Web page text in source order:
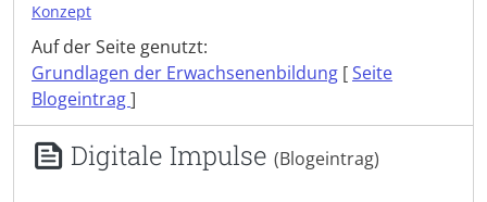
Konzept
Auf der Seite genutzt:
Grundlagen der Erwachsenenbildung [Seite
Blogeintrag]
Digitale Impulse (Blogeintrag)